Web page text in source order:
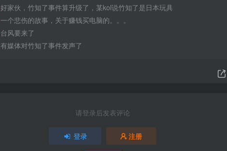
好家伙，竹知了事件算升级了，某kol说竹知了是日本玩具
一个悲伤的故事，关于赚钱买电脑的。。。
台风要来了
有媒体对竹知了事件发声了
请登录后发表评论
登录 注册